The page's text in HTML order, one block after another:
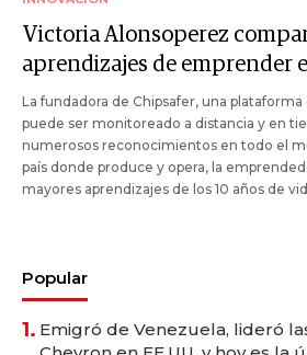
Victoria Alonsoperez
aprendizajes de emprender
La fundadora de Chipsafer, una
puede ser monitoreado a distancia y en
numerosos reconocimientos en todo el
país donde produce y opera, la
mayores aprendizajes de los 10 años de
Popular
1. Emigró de Venezuela, lideró